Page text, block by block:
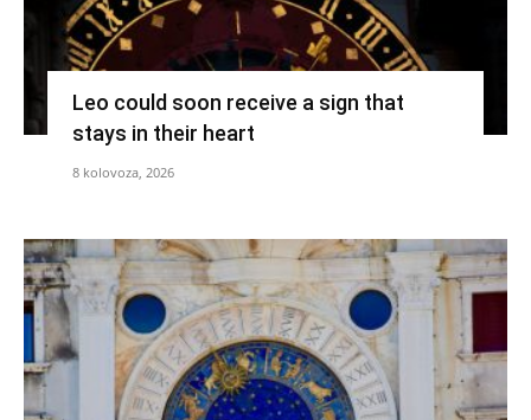
Leo could soon receive a sign that
stays in their heart
8 kolovoza, 2026